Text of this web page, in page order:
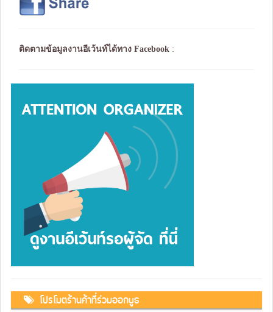
ติดตามข้อมูลงานอีเว้นท์ได้ทาง Facebook :
โปรโมตร้านค้าที่ร่วมออกบูธ